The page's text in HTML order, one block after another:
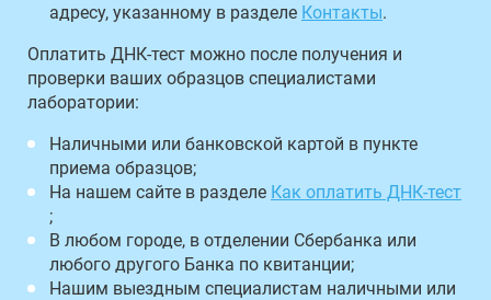
адресу, указанному в разделе Контакты.
Оплатить ДНК-тест можно после получения и
проверки ваших образцов специалистами
лаборатории:
Наличными или банковской картой в пункте
приема образцов;
На нашем сайте в разделе Как оплатить ДНК-тест
;
В любом городе, в отделении Сбербанка или
любого другого Банка по квитанции;
Нашим выездным специалистам наличными или